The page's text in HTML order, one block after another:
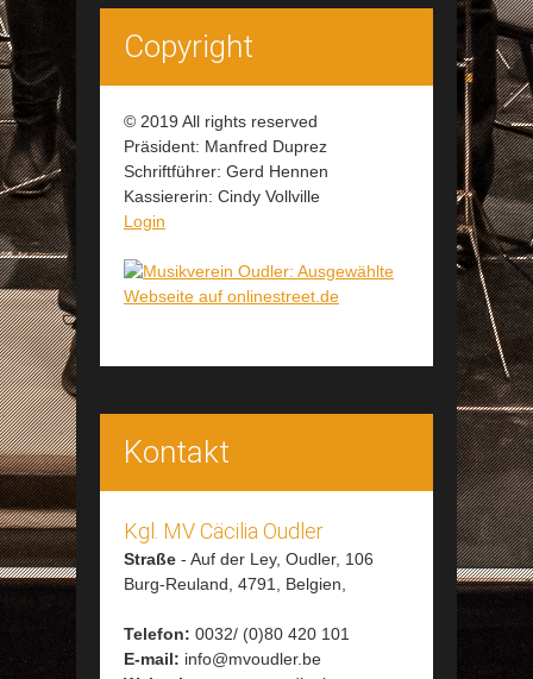
Copyright
© 2019 All rights reserved
Präsident: Manfred Duprez
Schriftführer: Gerd Hennen
Kassiererin: Cindy Vollville
Login
Kontakt
Kgl. MV Cäcilia Oudler
Straße - Auf der Ley, Oudler, 106
Burg-Reuland, 4791, Belgien,
Telefon: 0032/ (0)80 420 101
E-mail: info@mvoudler.be